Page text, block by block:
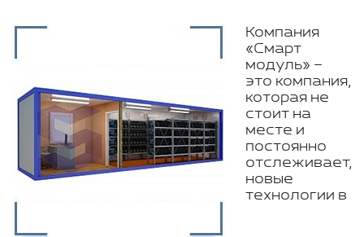
Компания
«Смарт
модуль» –
это компания,
которая не
стоит на
месте и
постоянно
отслеживает,
новые
технологии в